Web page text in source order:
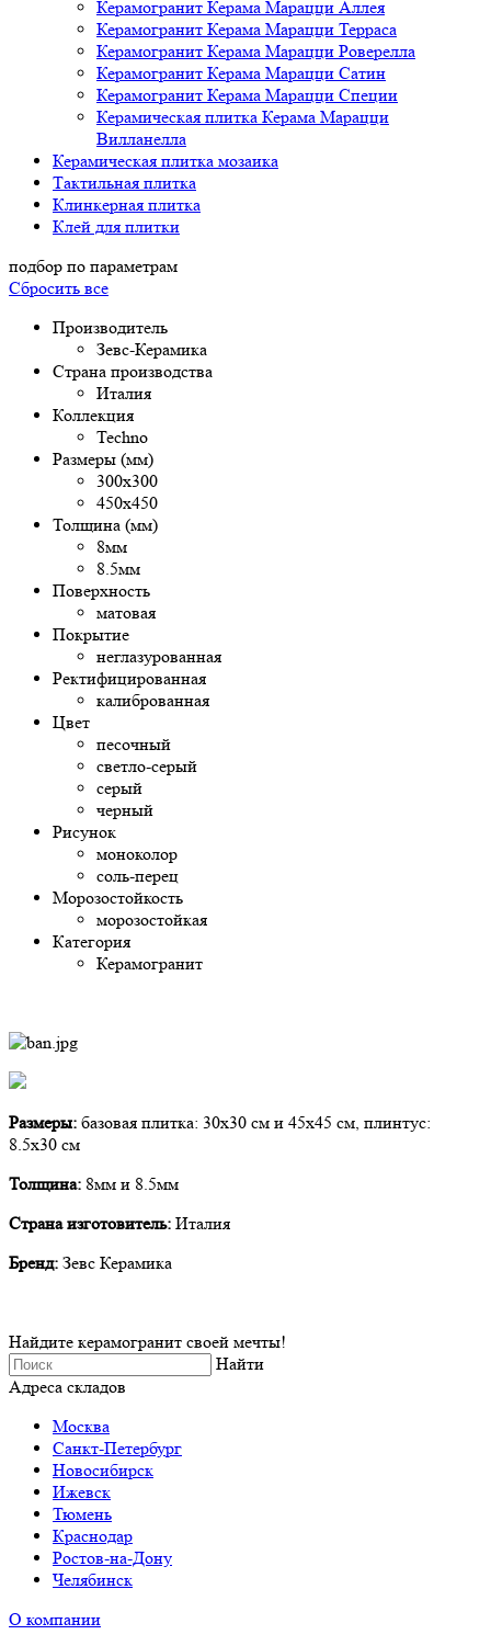
Керамогранит Керама Марацци Аллея
Керамогранит Керама Марацци Терраса
Керамогранит Керама Марацци Роверелла
Керамогранит Керама Марацци Сатин
Керамогранит Керама Марацци Специи
Керамическая плитка Керама Марацци
Вилланелла
Керамическая плитка мозаика
Тактильная плитка
Клинкерная плитка
Клей для плитки
подбор по параметрам
Сбросить все
Производитель
Зевс-Керамика
Страна производства
Италия
Коллекция
Techno
Размеры (мм)
300х300
450х450
Толщина (мм)
8мм
8.5мм
Поверхность
матовая
Покрытие
неглазурованная
Ректифицированная
калиброванная
Цвет
песочный
светло-серый
серый
черный
Рисунок
моноколор
соль-перец
Морозостойкость
морозостойкая
Категория
Керамогранит
Размеры: базовая плитка: 30х30 см и 45х45 см, плинтус:
8.5х30 см
Толщина: 8мм и 8.5мм
Страна изготовитель: Италия
Бренд: Зевс Керамика
Найдите керамогранит своей мечты!
Найти
Адреса складов
Москва
Санкт-Петербург
Новосибирск
Ижевск
Тюмень
Краснодар
Ростов-на-Дону
Челябинск
О компании